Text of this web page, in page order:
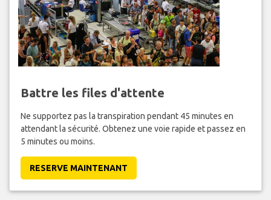
Battre les files d'attente
Ne supportez pas la transpiration pendant 45 minutes en
attendant la sécurité. Obtenez une voie rapide et passez en
5 minutes ou moins.
RESERVE MAINTENANT